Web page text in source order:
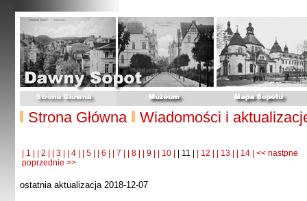
Strona Główna Wiadomości i
| 1 | | 2 | | 3 | | 4 | | 5 | | 6 | | 7 | | 8 | | 9 | | 10 | | 11 | | 12 | | 13 | | 14 | << nastpne
poprzednie >>
ostatnia aktualizacja 2018-12-07